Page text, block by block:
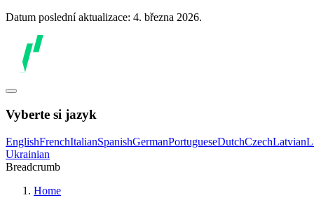
Datum poslední aktualizace: 4. března 2026.
Vyberte si jazyk
EnglishFrenchItalianSpanishGermanPortugueseDutchCzechLatvian
Ukrainian
Breadcrumb
Home